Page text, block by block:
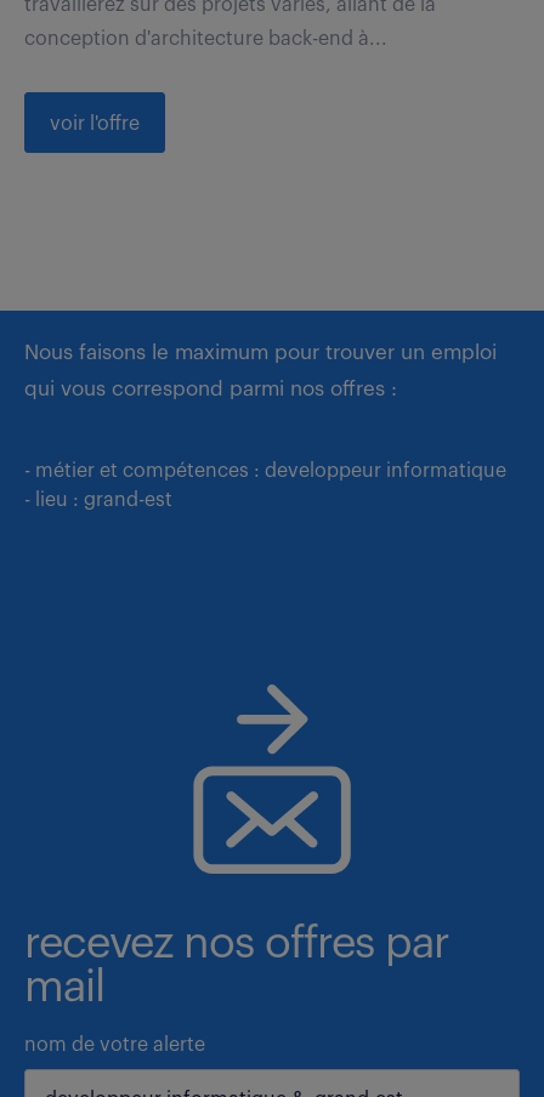
travaillerez sur des projets variés, allant de la
conception d'architecture back-end à...
voir l'offre
Nous faisons le maximum pour trouver un emploi
qui vous correspond parmi nos offres :
- métier et compétences : developpeur informatique
- lieu : grand-est
recevez nos offres par
mail
nom de votre alerte